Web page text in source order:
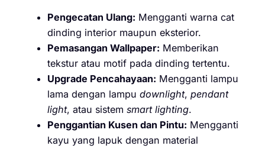
Pengecatan Ulang: Mengganti warna cat
dinding interior maupun eksterior.
Pemasangan Wallpaper: Memberikan
tekstur atau motif pada dinding tertentu.
Upgrade Pencahayaan: Mengganti lampu
lama dengan lampu downlight, pendant
light, atau sistem smart lighting.
Penggantian Kusen dan Pintu: Mengganti
kayu yang lapuk dengan material